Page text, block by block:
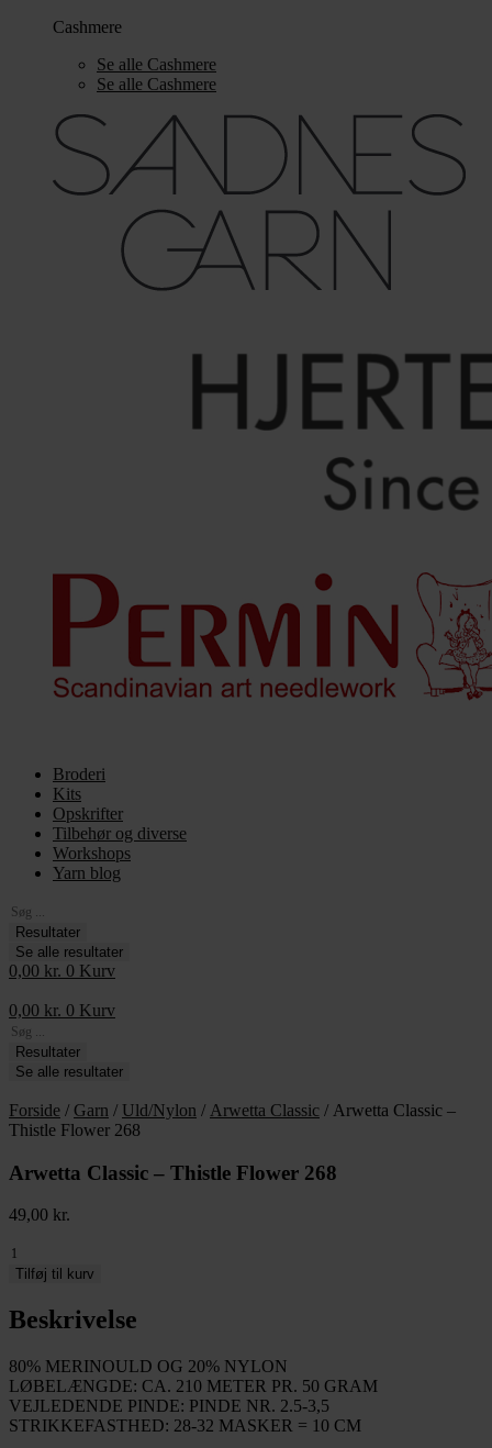
Cashmere
Se alle Cashmere
Se alle Cashmere
Broderi
Kits
Opskrifter
Tilbehør og diverse
Workshops
Yarn blog
Search
...Resultater
Se alle resultater
0,00 kr. 0 Kurv
0,00 kr. 0 Kurv
Search
...Resultater
Se alle resultater
Forside / Garn / Uld/Nylon / Arwetta Classic / Arwetta Classic –
Thistle Flower 268
Arwetta Classic – Thistle Flower 268
49,00 kr.
Arwetta
Classic
Thistle
Flower
antal
Tilføj til kurv
Beskrivelse
80% MERINOULD OG 20% NYLON
LØBELÆNGDE: CA. 210 METER PR. 50 GRAM
VEJLEDENDE PINDE: PINDE NR. 2.5-3,5
STRIKKEFASTHED: 28-32 MASKER = 10 CM